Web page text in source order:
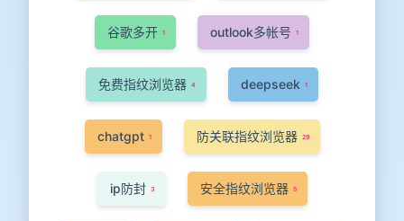
谷歌多开 1 outlook多帐号 1
免费指纹浏览器 4 deepseek 1
chatgpt 1 防关联指纹浏览器 29
ip防封 3 安全指纹浏览器 5